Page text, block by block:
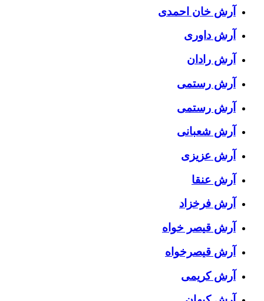
آرش خان احمدی
آرش داوری
آرش رادان
آرش رستمى
آرش رستمی
آرش شعبانی
آرش عزیزی
آرش عنقا
آرش فرخزاد
آرش قیصر خواه
آرش قیصرخواه
آرش کریمی